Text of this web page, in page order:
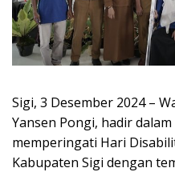
Sigi, 3 Desember 2024 –
Yansen Pongi, hadir
memperingati Hari
Kabupaten Sigi dengan